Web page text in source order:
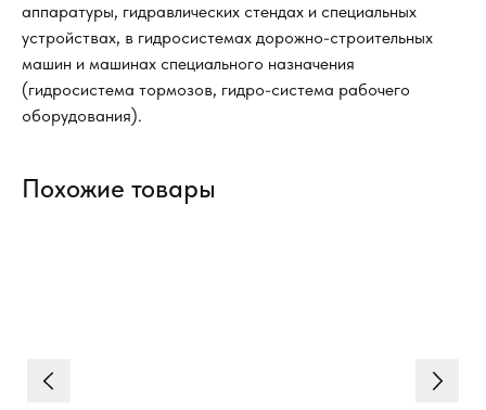
аппаратуры, гидравлических стендах и специальных
устройствах, в гидросистемах дорожно-строительных
машин и машинах специального назначения
(гидросистема тормозов, гидро-система рабочего
оборудования).
Похожие товары